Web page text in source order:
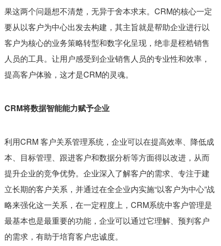
果这两个问题想不清楚，无异于舍本求末。CRM的核心一定
要从以客户为中心出发去构建，其主旨就是帮助企业进行以
客户为核心的业务策略转型和数字化呈现，绝非是桎梏销售
人员的工具。让用户感受到企业销售人员的专业性和效率，
提高客户体验，这才是CRM的灵魂。
CRM将数据智能能力赋予企业
利用CRM 客户关系管理系统，企业可以在提高效率、降低成
本、目标管理、跟进客户和数据分析等方面得以改进，从而
提升企业的竞争优势。企业深入了解客户的需求、专注于建
立长期的客户关系，并通过在全企业内实施“以客户为中心”战
略来强化这一关系，在一定程度上，CRM系统中客户管理是
最基本也是最重要的功能，企业可以通过它理解、预判客户
的需求，有助于培育客户忠诚度。